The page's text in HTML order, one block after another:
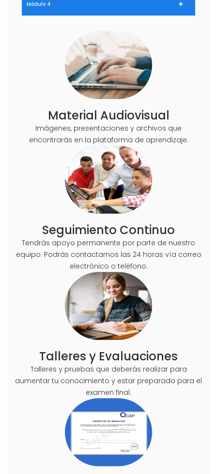
Módulo 4
Material Audiovisual
Imágenes, presentaciones y archivos que
encontrarás en la plataforma de aprendizaje.
Seguimiento Continuo
Tendrás apoyo permanente por parte de nuestro
equipo. Podrás contactarnos las 24 horas vía correo
electrónico o teléfono.
Talleres y Evaluaciones
Talleres y pruebas que deberás realizar para
aumentar tu conocimiento y estar preparado para el
examen final.